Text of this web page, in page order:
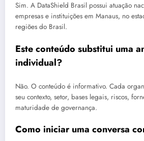
Sim. A DataShield Brasil possui atuação
empresas e instituições em Manaus, no
regiões do Brasil.
Este conteúdo substitui uma
individual?
Não. O conteúdo é informativo. Cada
seu contexto, setor, bases legais, riscos,
maturidade de governança.
Como iniciar uma conversa